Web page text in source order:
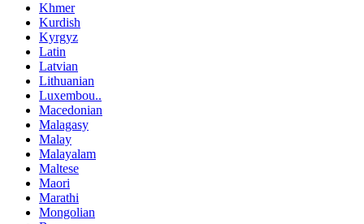
Khmer
Kurdish
Kyrgyz
Latin
Latvian
Lithuanian
Luxembou..
Macedonian
Malagasy
Malay
Malayalam
Maltese
Maori
Marathi
Mongolian